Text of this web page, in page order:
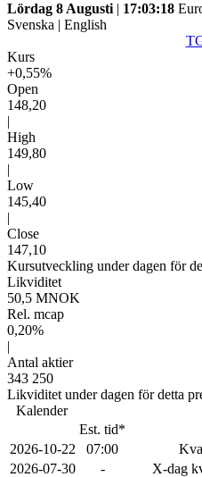
Lördag 8 Augusti | 17:03:18
Svenska | English
Kurs
+0,55%
Open
148,20
|
High
149,80
|
Low
145,40
|
Close
147,10
Kursutveckling under dagen för
Likviditet
50,5 MNOK
Rel. mcap
0,20%
|
Antal aktier
343 250
Likviditet under dagen för detta
Kalender
Est. tid*
2026-10-22
07:00
2026-07-30
-
X-dag